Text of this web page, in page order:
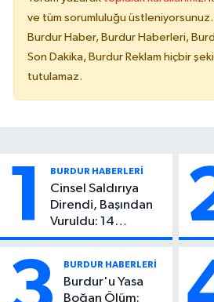
ve tüm sorumluluğu üstleniyorsunuz.
Burdur Haber, Burdur Haberleri,
Son Dakika, Burdur Reklam hiçbir
tutulamaz.
1 BURDUR HABERLERİ
Cinsel Saldırıya
Direndi, Başından
Vuruldu: 14
Yaşındaki Çocuktan
BURDUR HABERLERİ
Burdur'u Yasa
Boğan Ölüm: